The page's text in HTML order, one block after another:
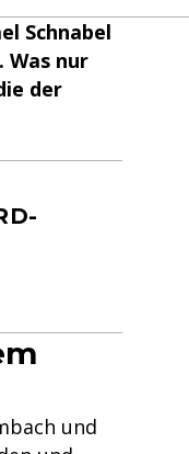
Schnabel
nur
der
und